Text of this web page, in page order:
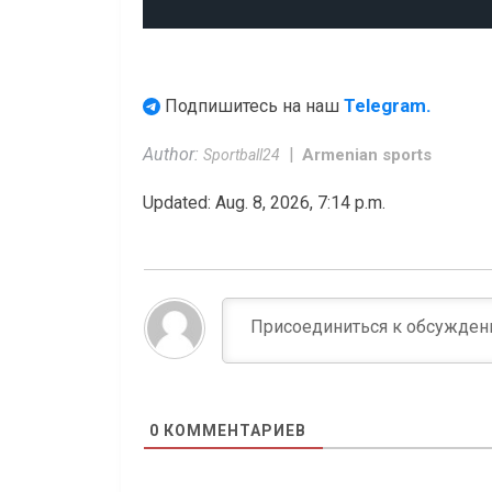
Подпишитесь на наш Telegram.
Author: Sportball24 Armenian sports
Updated: Aug. 8, 2026, 7:14 p.m.
0 КОММЕНТАРИЕВ